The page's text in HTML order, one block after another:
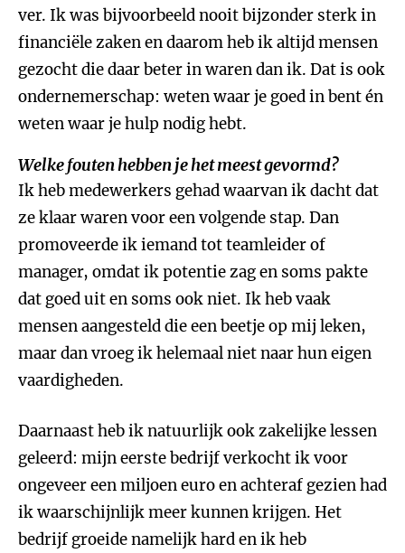
ver. Ik was bijvoorbeeld nooit bijzonder sterk in
financiële zaken en daarom heb ik altijd mensen
gezocht die daar beter in waren dan ik. Dat is ook
ondernemerschap: weten waar je goed in bent én
weten waar je hulp nodig hebt.
Welke fouten hebben je het meest gevormd?
Ik heb medewerkers gehad waarvan ik dacht dat
ze klaar waren voor een volgende stap. Dan
promoveerde ik iemand tot teamleider of
manager, omdat ik potentie zag en soms pakte
dat goed uit en soms ook niet. Ik heb vaak
mensen aangesteld die een beetje op mij leken,
maar dan vroeg ik helemaal niet naar hun eigen
vaardigheden.
Daarnaast heb ik natuurlijk ook zakelijke lessen
geleerd: mijn eerste bedrijf verkocht ik voor
ongeveer een miljoen euro en achteraf gezien had
ik waarschijnlijk meer kunnen krijgen. Het
bedrijf groeide namelijk hard en ik heb